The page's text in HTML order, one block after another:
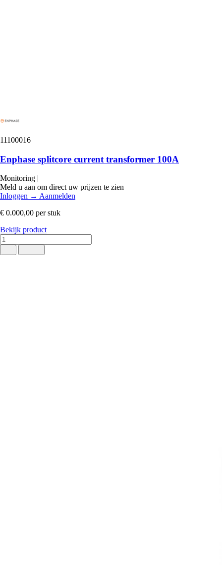
11100016
Enphase splitcore current transformer 100A
Monitoring
Meld u aan om direct uw prijzen te zien
Inloggen → Aanmelden
€ 0.000,00 per stuk
Bekijk product